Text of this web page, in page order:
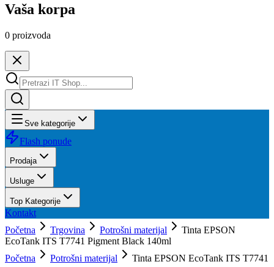
Vaša korpa
0 proizvoda
Sve kategorije
Flash ponude
Prodaja
Usluge
Top Kategorije
Kontakt
Početna
Trgovina Potrošni materijal
Tinta EPSON
EcoTank ITS T7741 Pigment Black 140ml
Početna
Potrošni materijal
Tinta EPSON EcoTank ITS T7741